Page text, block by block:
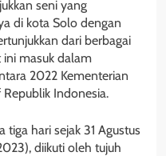
seni yang
di kota Solo dengan
dari berbagai
ini masuk dalam
2022 Kementerian
Indonesia.
hari sejak 31 Agustus
diikuti oleh tujuh